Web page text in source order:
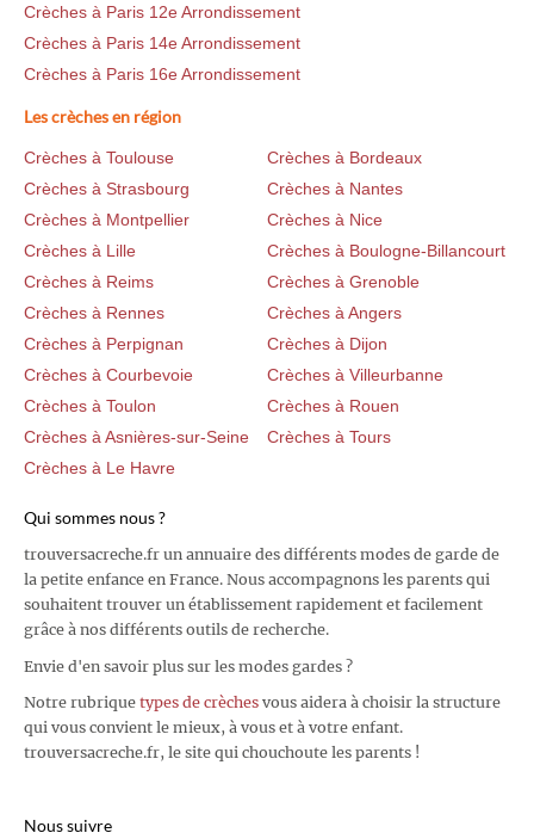
Crèches à Paris 12e Arrondissement
Crèches à Paris 14e Arrondissement
Crèches à Paris 16e Arrondissement
Les crèches en région
Crèches à Toulouse
Crèches à Bordeaux
Crèches à Strasbourg
Crèches à Nantes
Crèches à Montpellier
Crèches à Nice
Crèches à Lille
Crèches à Boulogne-Billancourt
Crèches à Reims
Crèches à Grenoble
Crèches à Rennes
Crèches à Angers
Crèches à Perpignan
Crèches à Dijon
Crèches à Courbevoie
Crèches à Villeurbanne
Crèches à Toulon
Crèches à Rouen
Crèches à Asnières-sur-Seine
Crèches à Tours
Crèches à Le Havre
Qui sommes nous ?
trouversacreche.fr un annuaire des différents modes de garde de
la petite enfance en France. Nous accompagnons les parents qui
souhaitent trouver un établissement rapidement et facilement
grâce à nos différents outils de recherche.
Envie d'en savoir plus sur les modes gardes ?
Notre rubrique types de crèches vous aidera à choisir la structure
qui vous convient le mieux, à vous et à votre enfant.
trouversacreche.fr, le site qui chouchoute les parents !
Nous suivre